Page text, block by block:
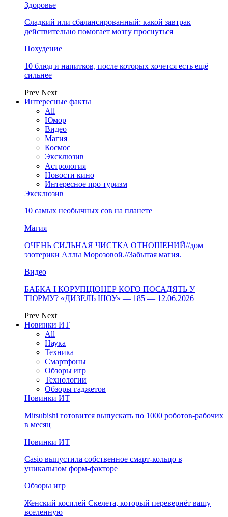
Здоровье
Сладкий или сбалансированный: какой завтрак
действительно помогает мозгу проснуться
Похудение
10 блюд и напитков, после которых хочется есть ещё
сильнее
Prev Next
Интересные факты
All
Юмор
Видео
Магия
Космос
Эксклюзив
Астрология
Новости кино
Интересное про туризм
Эксклюзив
10 самых необычных сов на планете
Магия
ОЧЕНЬ СИЛЬНАЯ ЧИСТКА ОТНОШЕНИЙ//дом
эзотерики Аллы Морозовой.//Забытая магия.
Видео
БАБКА І КОРУПЦІОНЕР КОГО ПОСАДЯТЬ У
ТЮРМУ? «ДИЗЕЛЬ ШОУ» — 185 — 12.06.2026
Prev Next
Новинки ИТ
All
Наука
Техника
Смартфоны
Обзоры игр
Технологии
Обзоры гаджетов
Новинки ИТ
Mitsubishi готовится выпускать по 1000 роботов-рабочих
в месяц
Новинки ИТ
Casio выпустила собственное смарт-кольцо в
уникальном форм-факторе
Обзоры игр
Женский косплей Скелета, который перевернёт вашу
вселенную